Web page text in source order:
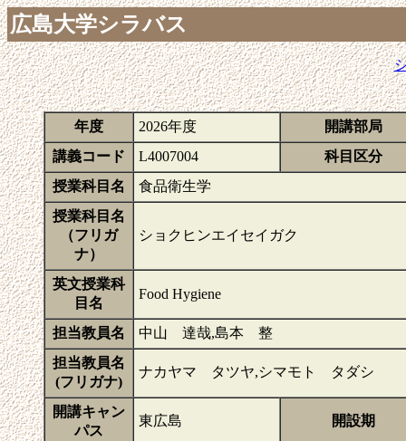
広島大学シラバス
年度 2026年度
開講部局
講義コード
L4007004
科目区分
授業科目名
食品衛生学
授業科目名
（フリガ
ナ）
ショクヒンエイセイガク
英文授業科
目名
Food Hygiene
担当教員名
中山 達哉,島本 整
担当教員名
(フリガナ)
ナカヤマ タツヤ,シマモト タダシ
開講キャン
パス
東広島 開設期